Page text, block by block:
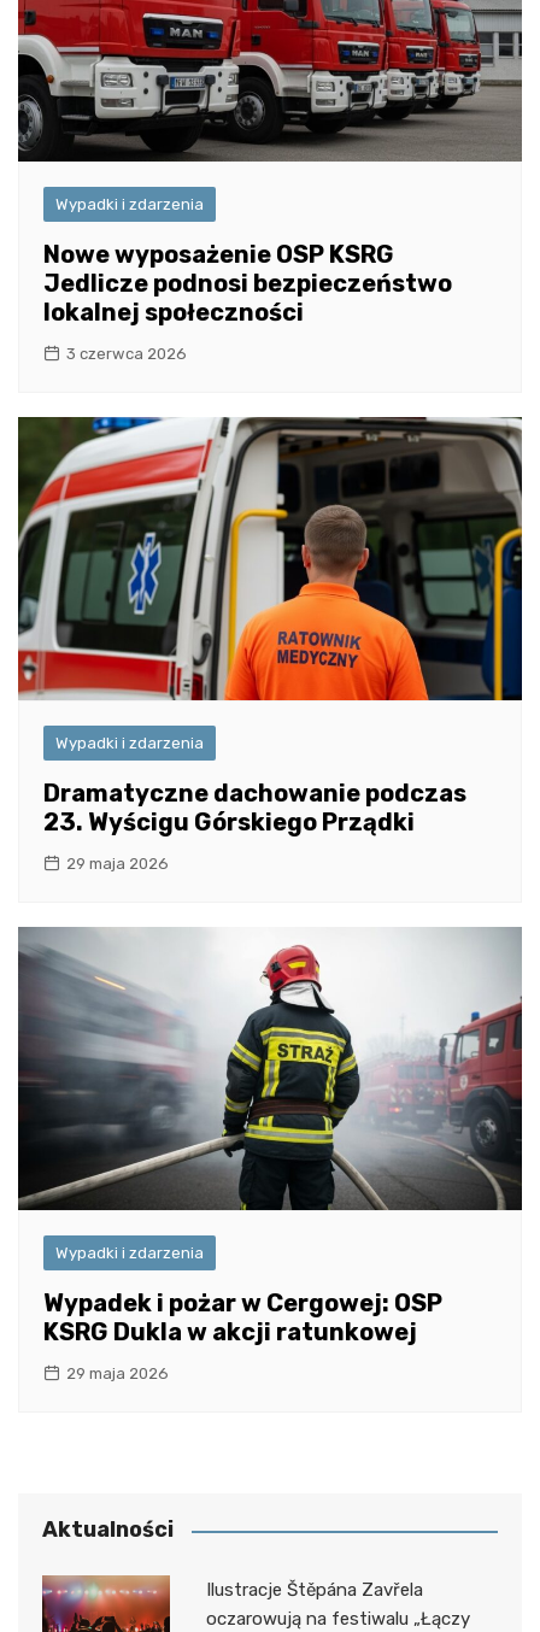
Wypadki i zdarzenia
Nowe wyposażenie OSP KSRG
Jedlicze podnosi bezpieczeństwo
lokalnej społeczności
3 czerwca 2026
Wypadki i zdarzenia
Dramatyczne dachowanie podczas
23. Wyścigu Górskiego Prządki
29 maja 2026
Wypadki i zdarzenia
Wypadek i pożar w Cergowej: OSP
KSRG Dukla w akcji ratunkowej
29 maja 2026
Aktualności
Ilustracje Štěpána Zavřela
oczarowują na festiwalu „Łączy